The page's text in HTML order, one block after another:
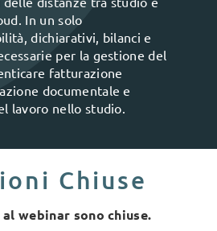
In un solo
dichiarativi, bilanci e
per la gestione del
fatturazione
documentale e
lavoro nello studio.
Chiuse
webinar sono chiuse.